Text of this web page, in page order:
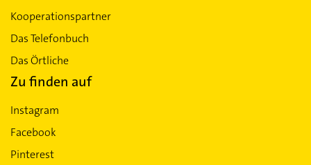
Kooperationspartner
Das Telefonbuch
Das Örtliche
Zu finden auf
Instagram
Facebook
Pinterest